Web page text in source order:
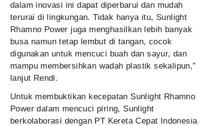
dalam inovasi ini dapat diperbarui dan mudah
terurai di lingkungan. Tidak hanya itu, Sunlight
Rhamno Power juga menghasilkan lebih banyak
busa namun tetap lembut di tangan, cocok
digunakan untuk mencuci buah dan sayur, dan
mampu membersihkan wadah plastik sekalipun,”
lanjut Rendi.
Untuk membuktikan kecepatan Sunlight Rhamno
Power dalam mencuci piring, Sunlight
berkolaborasi dengan PT Kereta Cepat Indonesia